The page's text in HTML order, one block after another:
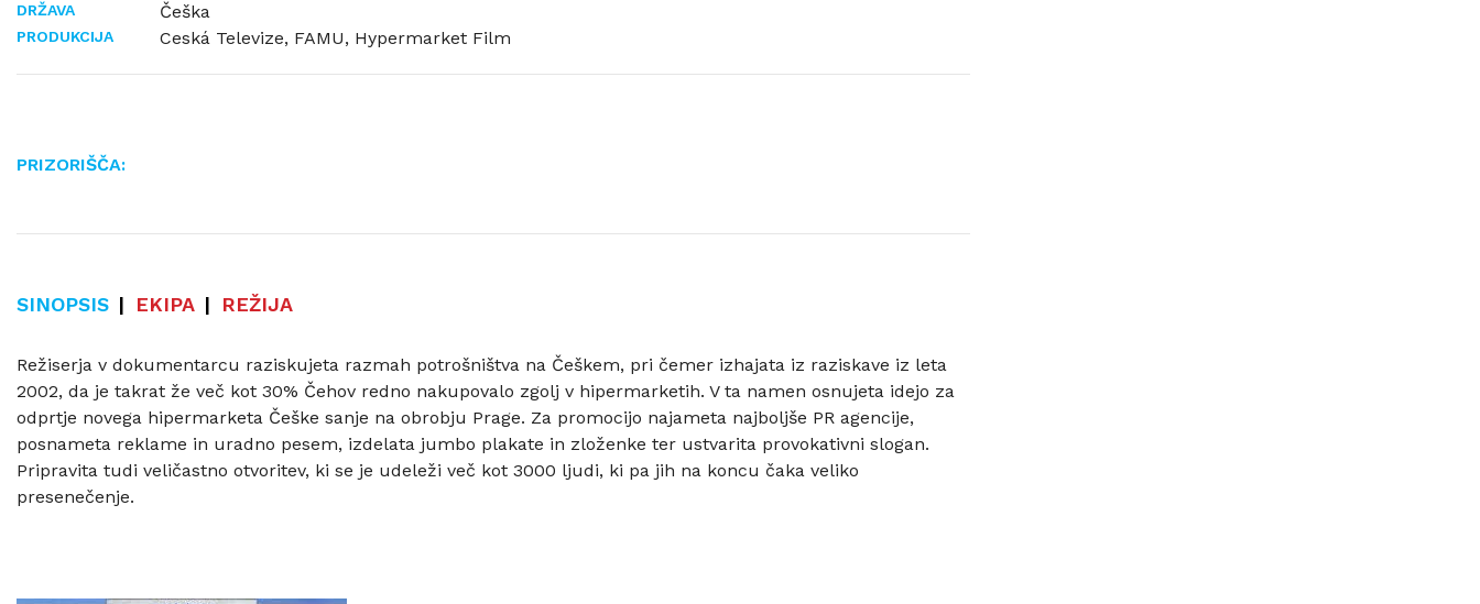
DRŽAVA Češka
PRODUKCIJA Ceská Televize, FAMU, Hypermarket Film
PRIZORIŠČA:
SINOPSIS EKIPA REŽIJA
Režiserja v dokumentarcu raziskujeta razmah potrošništva na Češkem, pri čemer izhajata iz raziskave iz leta
2002, da je takrat že več kot 30% Čehov redno nakupovalo zgolj v hipermarketih. V ta namen osnujeta idejo za
odprtje novega hipermarketa Češke sanje na obrobju Prage. Za promocijo najameta najboljše PR agencije,
posnameta reklame in uradno pesem, izdelata jumbo plakate in zloženke ter ustvarita provokativni slogan.
Pripravita tudi veličastno otvoritev, ki se je udeleži več kot 3000 ljudi, ki pa jih na koncu čaka veliko
presenečenje.